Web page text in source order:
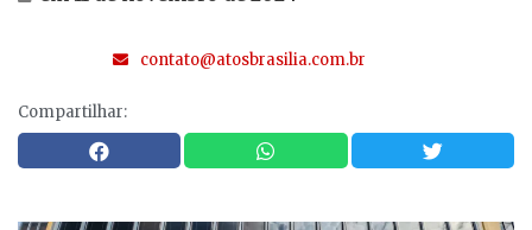
contato@atosbrasilia.com.br
Compartilhar: